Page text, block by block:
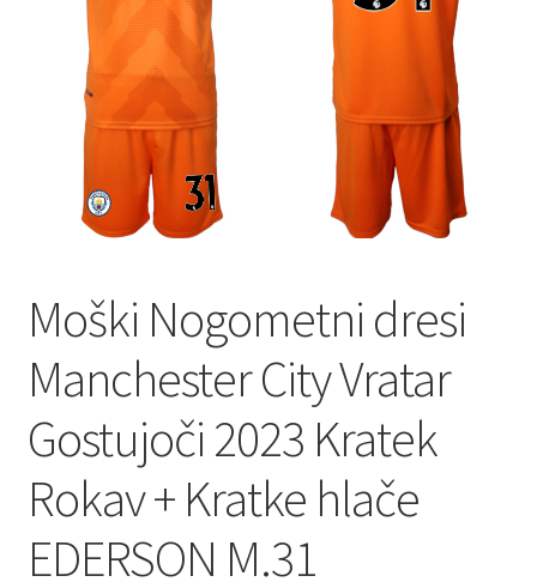
Trgovina
Zaključek nakupa
Moški Nogometni dresi
Manchester City Vratar
Gostujoči 2023 Kratek
Rokav + Kratke hlače
EDERSON M.31